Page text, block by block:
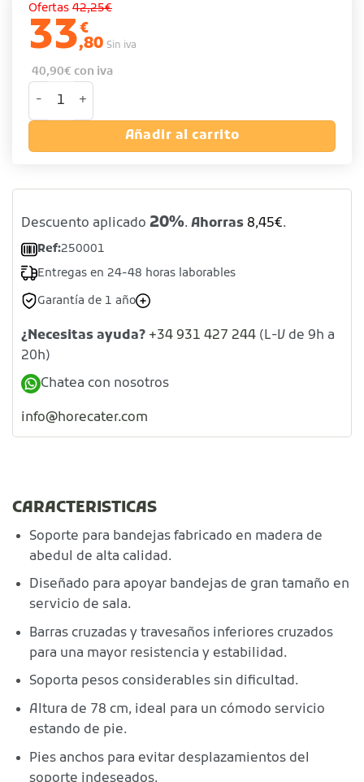
Ofertas 42,25€
33€
,80 Sin iva
40,90€ con iva
Soporte para bandejas. Madera de abedul cantidad
Añadir al carrito
Descuento aplicado 20%. Ahorras 8,45€.
Ref:250001
Entregas en 24-48 horas laborables
Garantía de 1 año
¿Necesitas ayuda? +34 931 427 244 (L-V de 9h a
20h)
Chatea con nosotros
info@horecater.com
CARACTERISTICAS
Soporte para bandejas fabricado en madera de
abedul de alta calidad.
Diseñado para apoyar bandejas de gran tamaño en
servicio de sala.
Barras cruzadas y travesaños inferiores cruzados
para una mayor resistencia y estabilidad.
Soporta pesos considerables sin dificultad.
Altura de 78 cm, ideal para un cómodo servicio
estando de pie.
Pies anchos para evitar desplazamientos del
soporte indeseados.